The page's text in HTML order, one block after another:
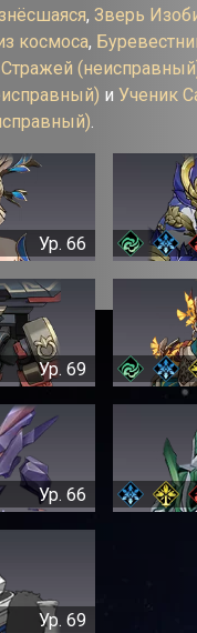
, Зверь
космоса,
и Ученик
.
Ур. 66
Ур. 69
Ур. 66
Ур. 69